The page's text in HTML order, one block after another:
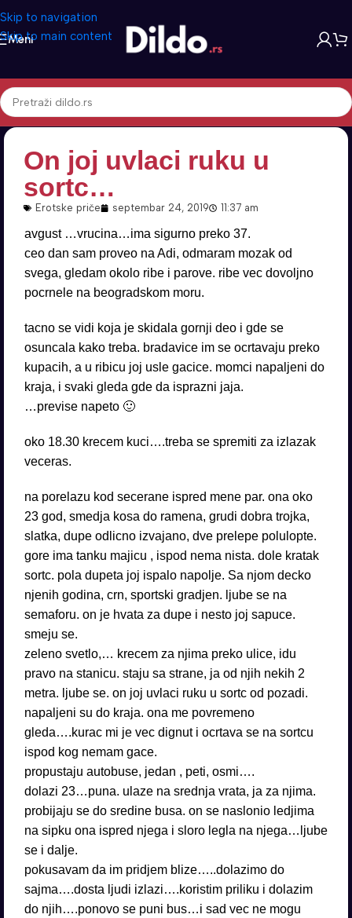
Skip to navigation
Skip to main content
Meni
On joj uvlaci ruku u
sortc…
Erotske priče septembar 24, 2019 11:37 am
avgust …vrucina…ima sigurno preko 37.
ceo dan sam proveo na Adi, odmaram mozak od
svega, gledam okolo ribe i parove. ribe vec dovoljno
pocrnele na beogradskom moru.
tacno se vidi koja je skidala gornji deo i gde se
osuncala kako treba. bradavice im se ocrtavaju preko
kupacih, a u ribicu joj usle gacice. momci napaljeni do
kraja, i svaki gleda gde da isprazni jaja.
…previse napeto 🙂
oko 18.30 krecem kuci….treba se spremiti za izlazak
veceras.
na porelazu kod secerane ispred mene par. ona oko
23 god, smedja kosa do ramena, grudi dobra trojka,
slatka, dupe odlicno izvajano, dve prelepe polulopte.
gore ima tanku majicu , ispod nema nista. dole kratak
sortc. pola dupeta joj ispalo napolje. Sa njom decko
njenih godina, crn, sportski gradjen. ljube se na
semaforu. on je hvata za dupe i nesto joj sapuce.
smeju se.
zeleno svetlo,… krecem za njima preko ulice, idu
pravo na stanicu. staju sa strane, ja od njih nekih 2
metra. ljube se. on joj uvlaci ruku u sortc od pozadi.
napaljeni su do kraja. ona me povremeno
gleda….kurac mi je vec dignut i ocrtava se na sortcu
ispod kog nemam gace.
propustaju autobuse, jedan , peti, osmi….
dolazi 23…puna. ulaze na srednja vrata, ja za njima.
probijaju se do sredine busa. on se naslonio ledjima
na sipku ona ispred njega i sloro legla na njega…ljube
se i dalje.
pokusavam da im pridjem blize…..dolazimo do
sajma….dosta ljudi izlazi….koristim priliku i dolazim
do njih….ponovo se puni bus…i sad vec ne mogu